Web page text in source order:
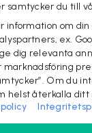
samtycker du till
information om
ex.
dig relevanta
marknadsföring
Om du
helst återkalla